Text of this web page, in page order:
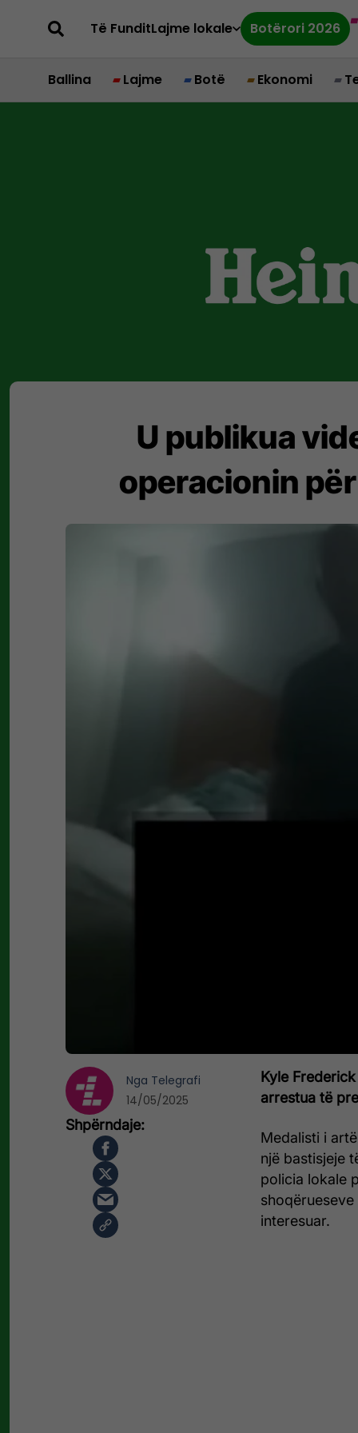
Të FunditLajme lokale Botërori 2026
Ballina Lajme Botë Ekonomi
U publikua
operacionin
Kyle
arrestua të
Medalisti i
një bastisjeje
policia lokale
interesuar.
Nga Telegrafi
14/05/2025